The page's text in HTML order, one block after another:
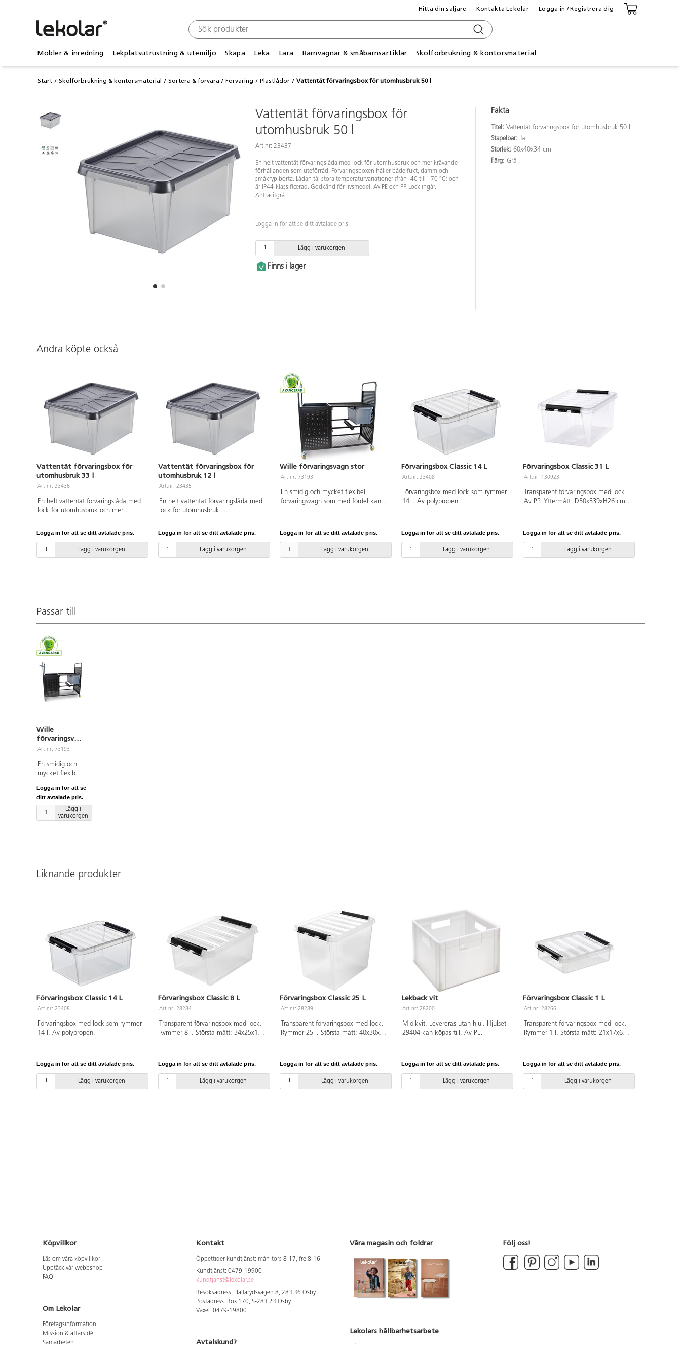
Möbler & inredning Lekplatsutrustning & utemiljö Skapa Leka Lära Barnvagnar & småbarnsartiklar Skolförbrukning & kontorsmaterial
Hitta din säljare Kontakta Lekolar Logga in / Registrera dig
Start Skolförbrukning & kontorsmaterial Sortera & förvara Förvaring Plastlådor Vattentät förvaringsbox för utomhusbruk 50 l
Vattentät förvaringsbox för
utomhusbruk 50 l
Art.nr: 23437
En helt vattentät förvaringslåda med lock för utomhusbruk och mer krävande
förhållanden som uteförråd. Förvaringsboxen håller både fukt, damm och
småkryp borta. Lådan tål stora temperaturvariationer (från -40 till +70 °C) och
är IP44-klassificerad. Godkänd för livsmedel. Av PE och PP. Lock ingår.
Antracitgrå.
Logga in för att se ditt avtalade pris.
Lägg i varukorgen
Finns i lager
Fakta
Titel: Vattentät förvaringsbox för utomhusbruk 50 l
Stapelbar: Ja
Storlek: 60x40x34 cm
Färg: Grå
Andra köpte också
Vattentät förvaringsbox för
utomhusbruk 33 l
Art.nr: 23436
En helt vattentät förvaringslåda med
lock för utomhusbruk och mer
stora temperaturvariationer (från -40
till +70 °C) och är IP44-klassificerad.
Logga in för att se ditt avtalade pris.
Lägg i varukorgen
Vattentät förvaringsbox för
utomhusbruk 12 l
Art.nr: 23435
En helt vattentät förvaringslåda med
lock för utomhusbruk.
till +70 °C) och är IP44-klassificerad.
Godkänd för livsmedel. Av PE och PP.
Logga in för att se ditt avtalade pris.
Lägg i varukorgen
Wille förvaringsvagn stor
Art.nr: 73193
En smidig och mycket flexibel
förvaringsvagn som med fördel kan
för aktiviteter utomhus. Vagnen har
ett större fack och 4 förvaringsbackar
Logga in för att se ditt avtalade pris.
Lägg i varukorgen
Förvaringsbox Classic 14 L
Art.nr: 23408
Förvaringsbox med lock som rymmer
14 l. Av polypropen.
Logga in för att se ditt avtalade pris.
Lägg i varukorgen
Förvaringsbox Classic 31 L
Art.nr: 130923
Transparent förvaringsbox med lock.
Av PP. Yttermått: D50xB39xH26 cm.
Logga in för att se ditt avtalade pris.
Lägg i varukorgen
Passar till
Wille
förvaringsvagn
stor
Art.nr: 73193
En smidig och
mycket flexibel
som med fördel
kan användas
både inom- och
utomhus.
Fyll med önskat
förvaringsbackar
med lock,
speciellt
anpassade att
stå emot fukt
temperaturförändringar.
beställa separat
om man vill ha
olika
uppsättningar,
artnr 23437.
Korgförvaring på
översta delen av
vagnen. Vagnen
Logga in för att se
ditt avtalade pris.
Lägg i
varukorgen
Liknande produkter
Förvaringsbox Classic 14 L
Art.nr: 23408
Förvaringsbox med lock som rymmer
14 l. Av polypropen.
Logga in för att se ditt avtalade pris.
Lägg i varukorgen
Förvaringsbox Classic 8 L
Art.nr: 28284
Transparent förvaringsbox med lock.
Rymmer 8 l. Största mått: 34x25x16
Logga in för att se ditt avtalade pris.
Lägg i varukorgen
Förvaringsbox Classic 25 L
Art.nr: 28289
Transparent förvaringsbox med lock.
Rymmer 25 l. Största mått: 40x30x32
Logga in för att se ditt avtalade pris.
Lägg i varukorgen
Lekback vit
Art.nr: 28200
Mjölkvit. Levereras utan hjul. Hjulset
29404 kan köpas till. Av PE.
Logga in för att se ditt avtalade pris.
Lägg i varukorgen
Förvaringsbox Classic 1 L
Art.nr: 28266
Transparent förvaringsbox med lock.
Rymmer 1 l. Största mått: 21x17x6
Logga in för att se ditt avtalade pris.
Lägg i varukorgen
Köpvillkor
Läs om våra köpvillkor
Upptäck vår webbshop
FAQ
Om Lekolar
Företagsinformation
Mission & affärsidé
Samarbeten
Kontakt
Öppettider kundtjänst: mån-tors 8-17, fre 8-16
Kundtjänst: 0479-19900
kundtjanst@lekolar.se
Besöksadress: Hallarydsvägen 8, 283 36 Osby
Postadress: Box 170, S-283 23 Osby
Växel: 0479-19800
Avtalskund?
Våra magasin och foldrar
Lekolars hållbarhetsarbete
Följ oss!